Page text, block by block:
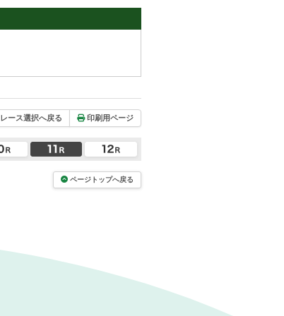
レース選択へ戻る 印刷用ページ
ページトップへ戻る